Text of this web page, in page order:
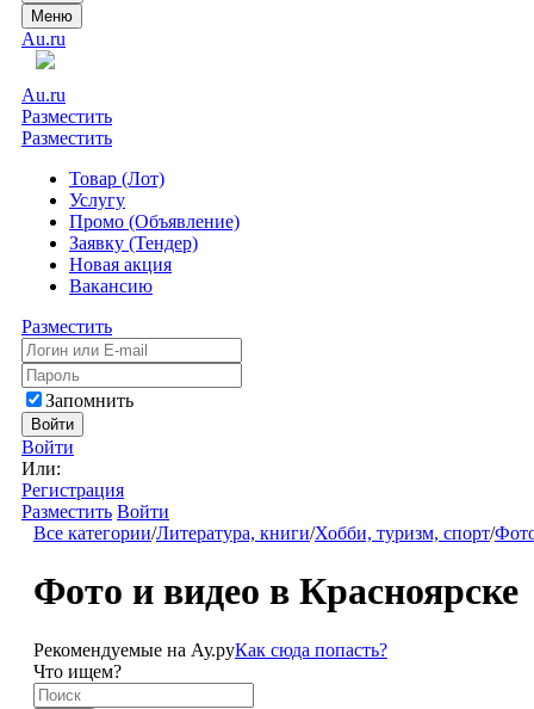
Меню
Au.ru
Au.ru
Разместить
Разместить
Товар (Лот)
Услугу
Промо (Объявление)
Заявку (Тендер)
Новая акция
Вакансию
Разместить
Запомнить
Войти
Войти
Или:
Регистрация
Разместить Войти
Все категории/Литература, книги/Хобби, туризм, спорт/
Фото и видео в Красноярске
Рекомендуемые на Ау.руКак сюда попасть?
Что ищем?